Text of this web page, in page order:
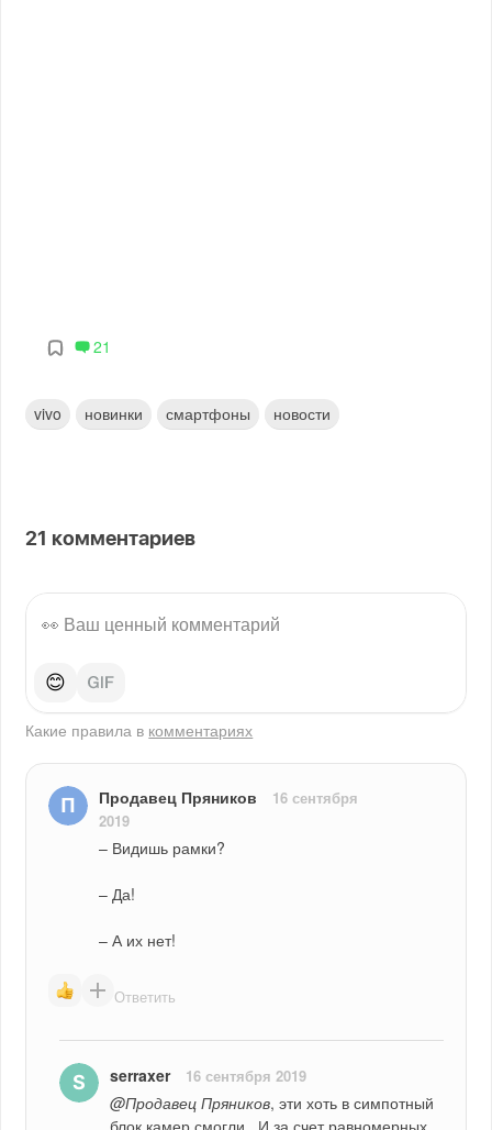
21
vivo новинки смартфоны новости
21 комментариев
😊
Какие правила в комментариях
Продавец Пряников
16 сентября
2019
– Видишь рамки?
– Да!
– А их нет!
Ответить
serraxer 16 сентября 2019
@Продавец Пряников, эти хоть в симпотный